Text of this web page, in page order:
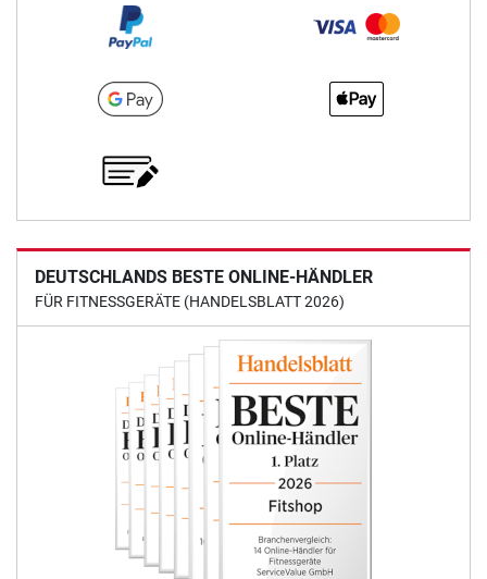
DEUTSCHLANDS BESTE ONLINE-HÄNDLER
FÜR FITNESSGERÄTE (HANDELSBLATT 2026)